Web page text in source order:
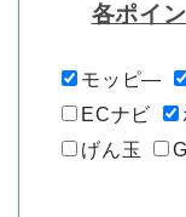
各ポイ
モッピ―
ECナビ
げん玉